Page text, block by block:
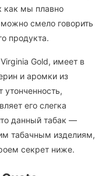
как мы плавно
смело говорить
продукта.
Gold, имеет в
и аромки из
его слегка
данный табак —
табачным изделиям,
секрет ниже.